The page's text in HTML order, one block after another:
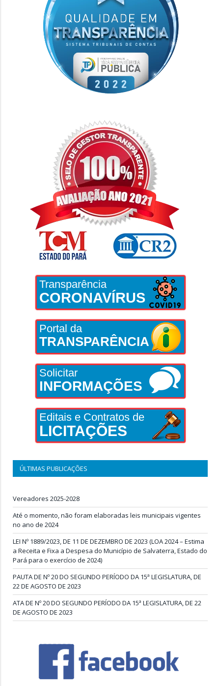
Transparência
CORONAVÍRUS
Portal da
TRANSPARÊNCIA
Solicitar
INFORMAÇÕES
Editais e Contratos de
LICITAÇÕES
ÚLTIMAS PUBLICAÇÕES
Vereadores 2025-2028
Até o momento, não foram elaboradas leis municipais vigentes
no ano de 2024
LEI Nº 1889/2023, DE 11 DE DEZEMBRO DE 2023 (LOA 2024 – Estima
a Receita e Fixa a Despesa do Município de Salvaterra, Estado do
Pará para o exercício de 2024)
PAUTA DE Nº 20 DO SEGUNDO PERÍODO DA 15ª LEGISLATURA, DE
22 DE AGOSTO DE 2023
ATA DE Nº 20 DO SEGUNDO PERÍODO DA 15ª LEGISLATURA, DE 22
DE AGOSTO DE 2023